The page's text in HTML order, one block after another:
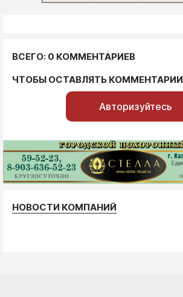
ВСЕГО: 0 КОММЕНТАРИЕВ
ЧТОБЫ ОСТАВЛЯТЬ КОММЕНТАРИИ
Авторизуйтесь
НОВОСТИ КОМПАНИЙ